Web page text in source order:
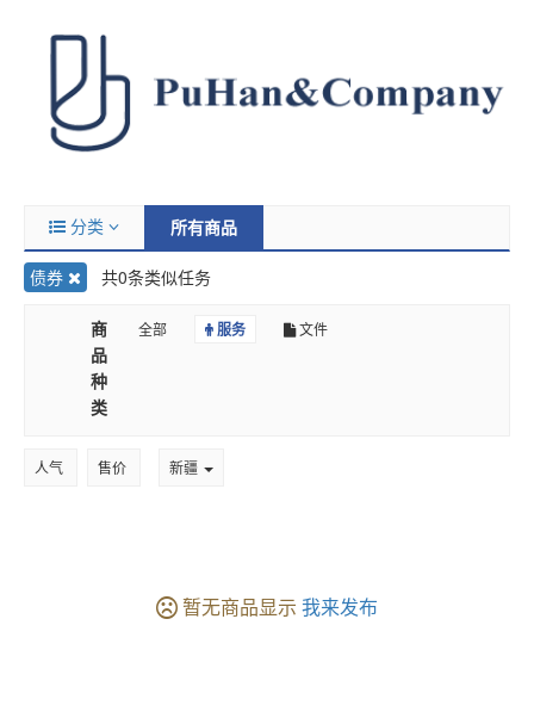
分类 所有商品
债券 共0条类似任务
商
品
种
类
全部 服务 文件
人气 售价 新疆
暂无商品显示 我来发布